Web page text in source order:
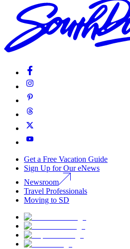
Get a Free Vacation Guide
Sign Up for Our eNews
Newsroom
Travel Professionals
Moving to SD